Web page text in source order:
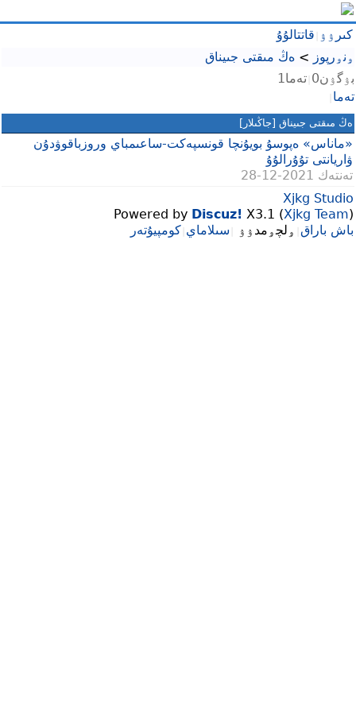
كىرۉۉ قاتتالۇۇ
ۅنۅرپوز > ەڭ مىقتى جىيناق
بۉگۉن0
تەما1
تەما
ەڭ مىقتى جىيناق [جاڭىلار]
«ماناس» ەپوسۇ بويۇنچا قونسپەكت-ساعىمباي وروزباقوۋدۇن
ۋاريانتى تۇۇرالۇۇ
تەنتەك
Xjkg Studio
Powered by Discuz! X3.1 (Xjkg Team)
باش باراق ۅلچۅمدۉۉ سىلاماي كومپيۇتەر